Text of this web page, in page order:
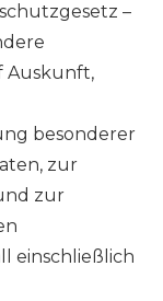
–
Auskunft,
besonderer
zur
zur
einschließlich